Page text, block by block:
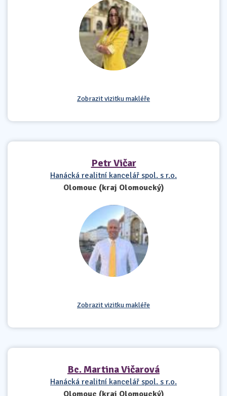
Zobrazit vizitku makléře
Petr Vičar
Hanácká realitní kancelář spol. s r.o.
Olomouc (kraj Olomoucký)
Zobrazit vizitku makléře
Bc. Martina Vičarová
Hanácká realitní kancelář spol. s r.o.
Olomouc (kraj Olomoucký)